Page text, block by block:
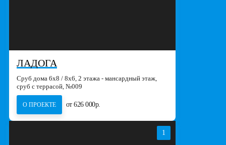
ЛАДОГА
Сруб дома 6х8 / 8x6, 2 этажа - мансардный этаж,
сруб с террасой, №009
О ПРОЕКТЕ от 626 000р.
1